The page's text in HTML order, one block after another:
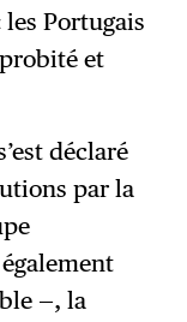
Portugais
et
déclaré
par la
—, la